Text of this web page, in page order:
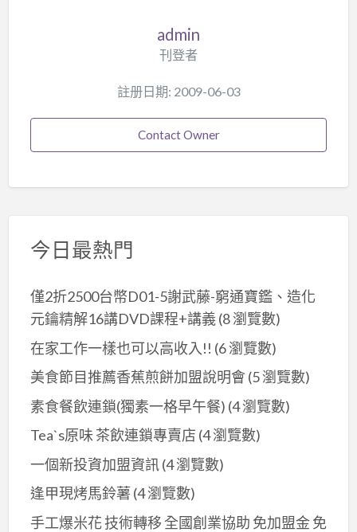
admin
刊登者
註册日期: 2009-06-03
Contact Owner
今日最熱門
僅2折2500台幣D01-5謝武藤-窮通寶鑑、造化
元鑰精解16講DVD課程+講義 (8 瀏覽數)
在家工作一樣也可以高收入!! (6 瀏覽數)
美食節目推薦香蕉煎餅加盟說明會 (5 瀏覽數)
素食餐飲連鎖(獨素一格早午餐) (4 瀏覽數)
Tea`s原味 茶飲連鎖專賣店 (4 瀏覽數)
一個新投資加盟資訊(4 瀏覽數)
逢甲現烤馬鈴薯 (4 瀏覽數)
手工爆米花 技術轉移 全國創業協助 免加盟金 免